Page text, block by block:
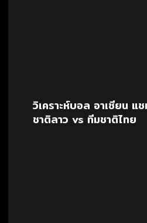
วิเคราะห์บอล อาเซียน แ
ชาติลาว vs ทีมชาติไทย